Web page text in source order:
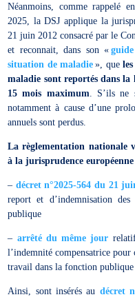
Néanmoins, comme rappelé
2025, la DSJ applique la
21 juin 2012 consacré par le
et reconnait, dans son «
situation de maladie », que
maladie sont reportés dans la
15 mois maximum . S’ils
notamment à cause d’une
annuels sont perdus.
La règlementation nationale
à la jurisprudence européenne
– décret n°2025-564 du 21
report et d’indemnisation
publique
– arrêté du même jour
l’indemnité compensatrice
travail dans la fonction publique
Ainsi, sont insérés au décret